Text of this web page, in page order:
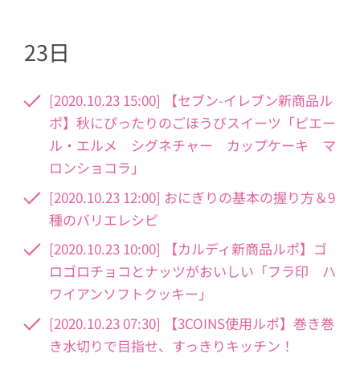
23日
[2020.10.23 15:00] 【セブン-イレブン新商品ル
ポ】秋にぴったりのごほうびスイーツ「ピエー
ル・エルメ シグネチャー カップケーキ マ
ロンショコラ」
[2020.10.23 12:00] おにぎりの基本の握り方＆9
種のバリエレシピ
[2020.10.23 10:00] 【カルディ新商品ルポ】ゴ
ロゴロチョコとナッツがおいしい「フラ印 ハ
ワイアンソフトクッキー」
[2020.10.23 07:30] 【3COINS使用ルポ】巻き巻
き水切りで目指せ、すっきりキッチン！